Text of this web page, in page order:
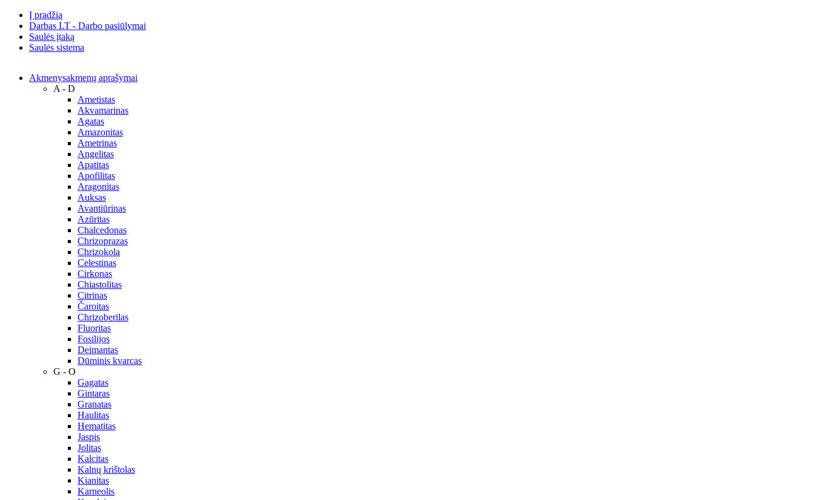
Į pradžią
Darbas LT - Darbo pasiūlymai
Saulės įtaką
Saulės sistema
Akmenysakmenų aprašymai
A - D
Ametistas
Akvamarinas
Agatas
Amazonitas
Ametrinas
Angelitas
Apatitas
Apofilitas
Aragonitas
Auksas
Avantiūrinas
Azūritas
Chalcedonas
Chrizoprazas
Chrizokola
Celestinas
Cirkonas
Chiastolitas
Citrinas
Čaroitas
Chrizoberilas
Fluoritas
Fosilijos
Deimantas
Dūminis kvarcas
G - O
Gagatas
Gintaras
Granatas
Haulitas
Hematitas
Jaspis
Jolitas
Kalcitas
Kalnų krištolas
Kianitas
Karneolis